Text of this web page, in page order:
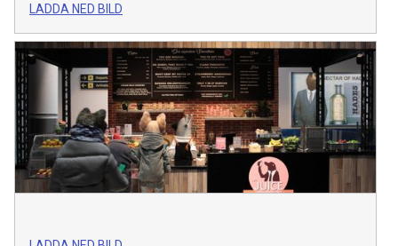
LADDA NED BILD